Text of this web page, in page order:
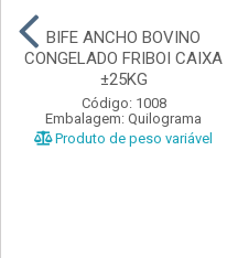
BIFE ANCHO BOVINO
CONGELADO FRIBOI CAIXA
±25KG
Código: 1008
Embalagem: Quilograma
Produto de peso variável